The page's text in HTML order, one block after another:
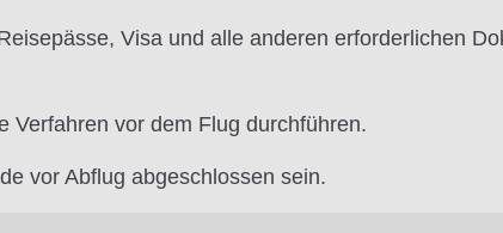
Visa und alle anderen erforderlichen
Verfahren vor dem Flug durchführen.
vor Abflug abgeschlossen sein.